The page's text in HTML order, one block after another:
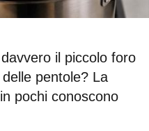
il piccolo foro
pentole? La
pochi conoscono